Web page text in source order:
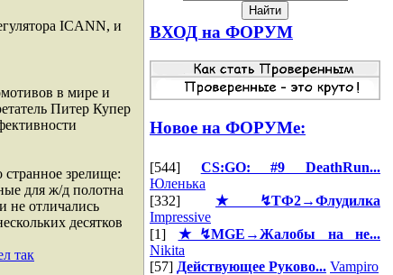
ICANN, и
в мире и
Питер Купер
странное зрелище:
для ж/д полотна
не отличались
десятков
так
ВХОД на ФОРУМ
Новое на ФОРУМе:
[544] CS:GO: #9 DeathRun...
Юленька
[332] ★↯ТФ2→Флудилка
Impressive
[1] ★↯MGE→Жалобы на не...
Nikita
[57] Действующее Руково... Vampiro